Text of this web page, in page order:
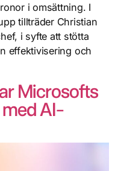
i omsättning. I
tillträder Christian
i syfte att stötta
effektivisering och
Microsofts
AI-